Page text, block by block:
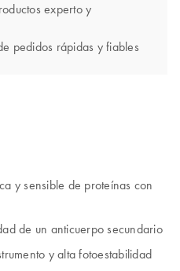
experto y
pedidos rápidas y fiables
y sensible de proteínas con
de un anticuerpo secundario
y alta fotoestabilidad